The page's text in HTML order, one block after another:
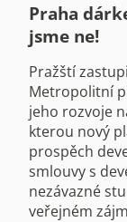
Praha
jsme ne!
Pražští
Metropolitní
jeho rozvoje
kterou nový
prospěch
smlouvy s
nezávazné
veřejném